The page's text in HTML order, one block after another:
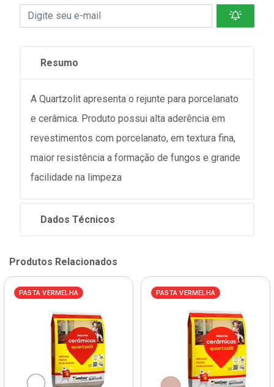
Resumo
A Quartzolit apresenta o rejunte para porcelanato
e cerâmica. Produto possui alta aderência em
revestimentos com porcelanato, em textura fina,
maior resistência a formação de fungos e grande
facilidade na limpeza
Dados Técnicos
Produtos Relacionados
PASTA VERMELHA PASTA VERMELHA